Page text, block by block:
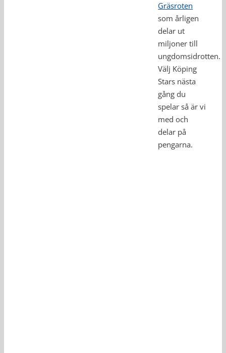
Gräsroten
som årligen
delar ut
miljoner till
ungdomsidrotten.
Välj Köping
Stars nästa
gång du
spelar så är vi
med och
delar på
pengarna.